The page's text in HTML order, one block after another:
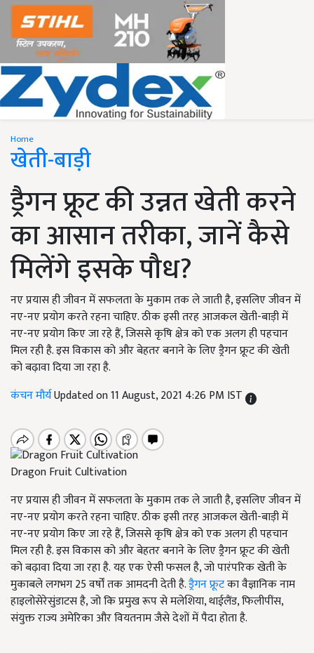
Home
खेती-बाड़ी
ड्रैगन फ्रूट की उन्नत खेती करने
का आसान तरीका, जानें कैसे
मिलेंगे इसके पौध?
नए प्रयास ही जीवन में सफलता के मुकाम तक ले जाती है, इसलिए जीवन में
नए-नए प्रयोग करते रहना चाहिए. ठीक इसी तरह आजकल खेती-बाड़ी में
नए-नए प्रयोग किए जा रहे हैं, जिससे कृषि क्षेत्र को एक अलग ही पहचान
मिल रही है. इस विकास को और बेहतर बनाने के लिए ड्रैगन फ्रूट की खेती
को बढ़ावा दिया जा रहा है.
कंचन मौर्यUpdated on 11 August, 2021 4:26 PM IST
Dragon Fruit Cultivation
नए प्रयास ही जीवन में सफलता के मुकाम तक ले जाती है, इसलिए जीवन में
नए-नए प्रयोग करते रहना चाहिए. ठीक इसी तरह आजकल खेती-बाड़ी में
नए-नए प्रयोग किए जा रहे हैं, जिससे कृषि क्षेत्र को एक अलग ही पहचान
मिल रही है. इस विकास को और बेहतर बनाने के लिए ड्रैगन फ्रूट की खेती
को बढ़ावा दिया जा रहा है. यह एक ऐसी फसल है, जो पारंपरिक खेती के
मुकाबले लगभग 25 वर्षों तक आमदनी देती है.ड्रैगन फ्रूटका वैज्ञानिक नाम
हाइलोसेरेसुंडाटस है, जो कि प्रमुख रूप से मलेशिया, थाईलैंड, फिलीपींस,
संयुक्त राज्य अमेरिका और वियतनाम जैसे देशों में पैदा होता है.